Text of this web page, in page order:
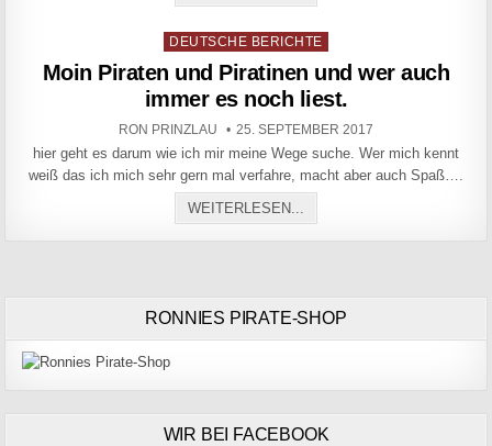
Posted in
DEUTSCHE BERICHTE
Moin Piraten und Piratinen und wer auch
immer es noch liest.
AUTHOR:
RON PRINZLAU PUBLISHED DATE:
25. SEPTEMBER 2017
hier geht es darum wie ich mir meine Wege suche. Wer mich kennt
weiß das ich mich sehr gern mal verfahre, macht aber auch Spaß….
WEITERLESEN...
RONNIES PIRATE-SHOP
WIR BEI FACEBOOK